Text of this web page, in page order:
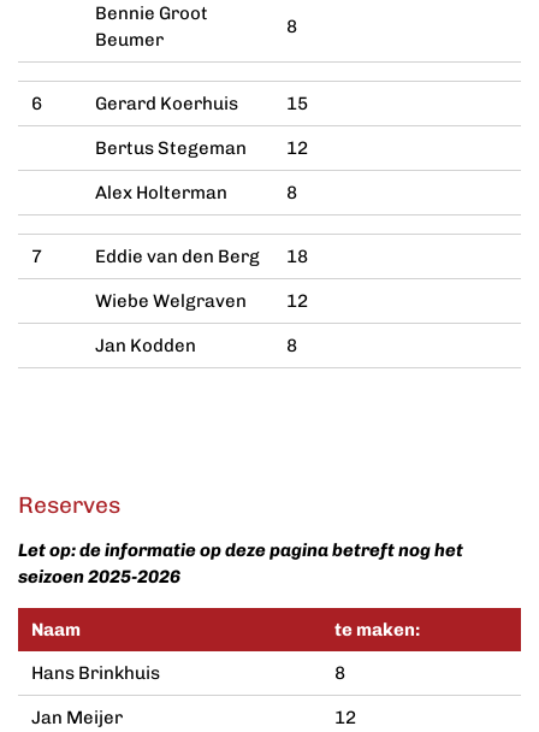
Bennie Groot
Beumer
8
6 Gerard Koerhuis 15
Bertus Stegeman 12
Alex Holterman 8
7 Eddie van den Berg 18
Wiebe Welgraven 12
Jan Kodden 8
Reserves
Let op: de informatie op deze pagina betreft nog het
seizoen 2025-2026
Naam
te maken:
Hans Brinkhuis
8
Jan Meijer 12